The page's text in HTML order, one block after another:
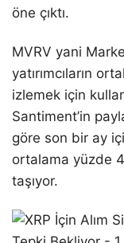
öne çıktı.
MVRV yani
yatırımcıların
izlemek için
Santiment’in
göre son bir ay
ortalama yüzde
taşıyor.